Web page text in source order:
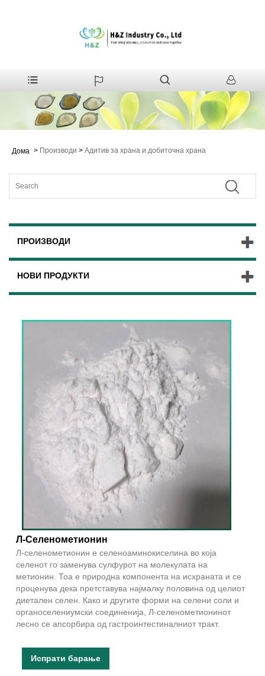
Дома > Производи > Адитив за храна и добиточна храна
ПРОИЗВОДИ
НОВИ ПРОДУКТИ
Л-Селенометионин
Л-селенометионин е селеноаминокиселина во која
селенот го заменува сулфурот на молекулата на
метионин. Тоа е природна компонента на исхраната и се
проценува дека претставува најмалку половина од целиот
диетален селен. Како и другите форми на селени соли и
органоселениумски соединенија, Л-селенометионинот
лесно се апсорбира од гастроинтестиналниот тракт.
Испрати барање